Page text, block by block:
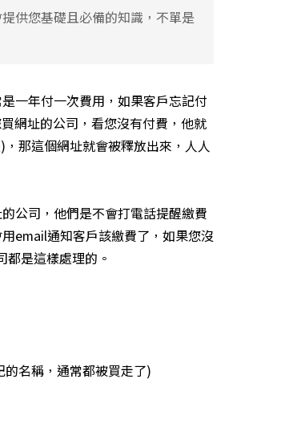
供您基礎且必備的知識，不單是
一年付一次費用，如果客戶忘記付
網址的公司，看您沒有付費，他就
那這個網址就會被釋放出來，人人
公司，他們是不會打電話提醒繳費
email通知客戶該繳費了，如果您沒
是這樣處理的。
的名稱，通常都被買走了)